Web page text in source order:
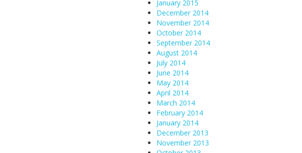
January 2015
December 2014
November 2014
October 2014
September 2014
August 2014
July 2014
June 2014
May 2014
April 2014
March 2014
February 2014
January 2014
December 2013
November 2013